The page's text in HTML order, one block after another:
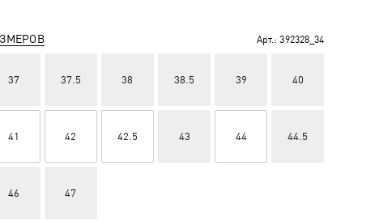
Арт.: 392328_34
37 37.5 38 38.5 39 40
41 42 42.5 43 44 44.5
46 47